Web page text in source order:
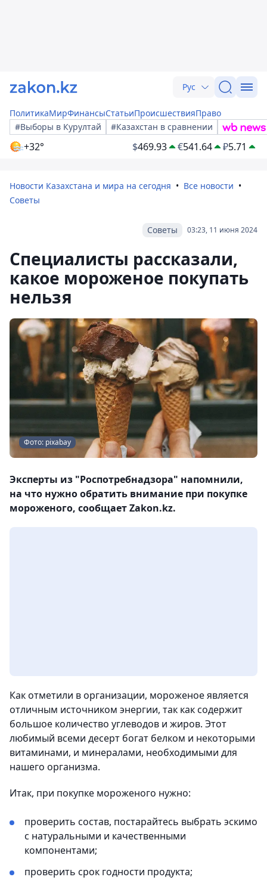
Рус
ПолитикаМирФинансыСтатьиПроисшествияПраво
#Выборы в Курултай
#Казахстан в сравнении
+32° $469.93 €541.64 ₽5.71
Новости Казахстана и мира на сегодня
Все новости
Советы
03:23, 11 июня 2024
Советы
Специалисты рассказали,
какое мороженое покупать
нельзя
Фото: pixabay
Эксперты из "Роспотребнадзора" напомнили,
на что нужно обратить внимание при покупке
мороженого, сообщает Zakon.kz.
Как отметили в организации, мороженое является
отличным источником энергии, так как содержит
большое количество углеводов и жиров. Этот
любимый всеми десерт богат белком и некоторыми
витаминами, и минералами, необходимыми для
нашего организма.
Итак, при покупке мороженого нужно:
проверить состав, постарайтесь выбрать эскимо
с натуральными и качественными
компонентами;
проверить срок годности продукта;